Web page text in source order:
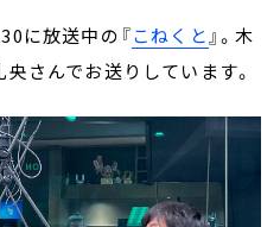
に放送中の『こねくと』。木
さんでお送りしています。